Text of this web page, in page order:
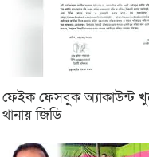
ফেইক ফেসবুক অ্যাকাউন্ট
থানায় জিডি